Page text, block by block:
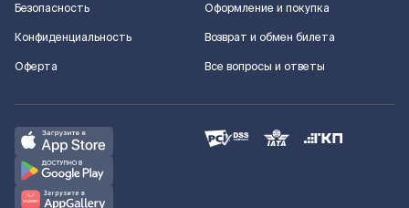
Безопасность
Конфиденциальность
Оферта
Оформление и покупка
Возврат и обмен билета
Все вопросы и ответы